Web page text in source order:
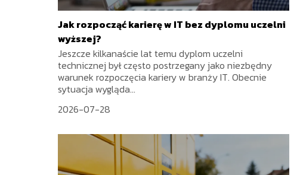
Jak rozpocząć karierę w IT bez dyplomu uczelni
wyższej?
Jeszcze kilkanaście lat temu dyplom uczelni
technicznej był często postrzegany jako niezbędny
warunek rozpoczęcia kariery w branży IT. Obecnie
sytuacja wygląda...
2026-07-28